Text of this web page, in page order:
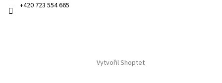
+420 723 554 665
Vytvořil Shoptet